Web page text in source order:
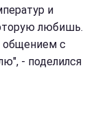
и
любишь.
общением с
- поделился